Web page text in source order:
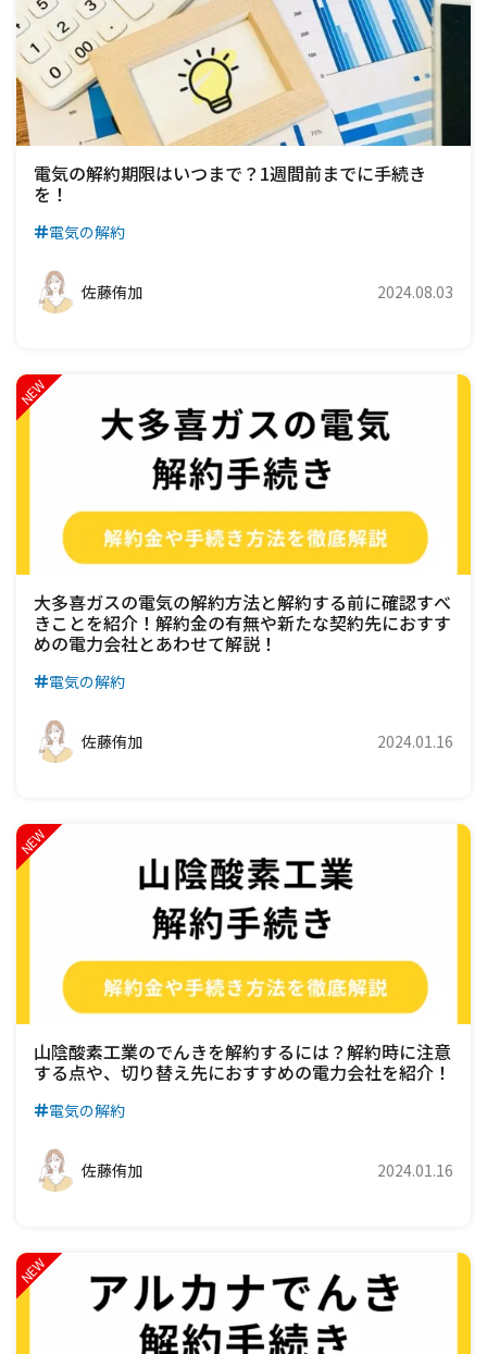
電気の解約期限はいつまで？1週間前までに手続き
を！
電気の解約
佐藤侑加 2024.08.03
大多喜ガスの電気の解約方法と解約する前に確認すべ
きことを紹介！解約金の有無や新たな契約先におすす
めの電力会社とあわせて解説！
電気の解約
佐藤侑加 2024.01.16
山陰酸素工業のでんきを解約するには？解約時に注意
する点や、切り替え先におすすめの電力会社を紹介！
電気の解約
佐藤侑加 2024.01.16